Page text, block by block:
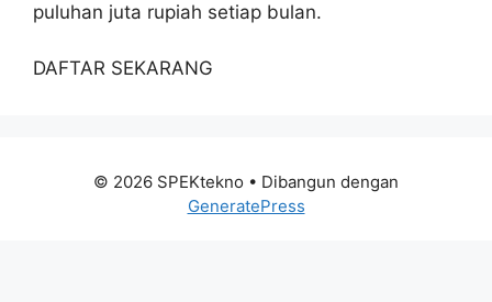
puluhan juta rupiah setiap bulan.
DAFTAR SEKARANG
© 2026 SPEKtekno • Dibangun dengan
GeneratePress